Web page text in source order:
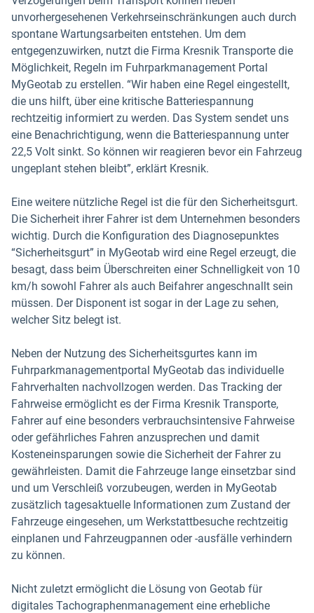
unvorhergesehenen Verkehrseinschränkungen auch durch
spontane Wartungsarbeiten entstehen. Um dem
entgegenzuwirken, nutzt die Firma Kresnik Transporte die
Möglichkeit, Regeln im Fuhrparkmanagement Portal
MyGeotab zu erstellen. “Wir haben eine Regel eingestellt,
die uns hilft, über eine kritische Batteriespannung
rechtzeitig informiert zu werden. Das System sendet uns
eine Benachrichtigung, wenn die Batteriespannung unter
22,5 Volt sinkt. So können wir reagieren bevor ein Fahrzeug
ungeplant stehen bleibt”, erklärt Kresnik.
Eine weitere nützliche Regel ist die für den Sicherheitsgurt.
Die Sicherheit ihrer Fahrer ist dem Unternehmen besonders
wichtig. Durch die Konfiguration des Diagnosepunktes
“Sicherheitsgurt” in MyGeotab wird eine Regel erzeugt, die
besagt, dass beim Überschreiten einer Schnelligkeit von 10
km/h sowohl Fahrer als auch Beifahrer angeschnallt sein
müssen. Der Disponent ist sogar in der Lage zu sehen,
welcher Sitz belegt ist.
Neben der Nutzung des Sicherheitsgurtes kann im
Fuhrparkmanagementportal MyGeotab das individuelle
Fahrverhalten nachvollzogen werden. Das Tracking der
Fahrweise ermöglicht es der Firma Kresnik Transporte,
Fahrer auf eine besonders verbrauchsintensive Fahrweise
oder gefährliches Fahren anzusprechen und damit
Kosteneinsparungen sowie die Sicherheit der Fahrer zu
gewährleisten. Damit die Fahrzeuge lange einsetzbar sind
und um Verschleiß vorzubeugen, werden in MyGeotab
zusätzlich tagesaktuelle Informationen zum Zustand der
Fahrzeuge eingesehen, um Werkstattbesuche rechtzeitig
einplanen und Fahrzeugpannen oder -ausfälle verhindern
zu können.
Nicht zuletzt ermöglicht die Lösung von Geotab für
digitales Tachographenmanagement eine erhebliche